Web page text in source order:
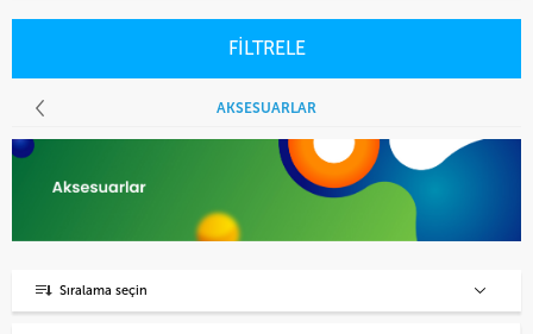
FİLTRELE
AKSESUARLAR
Sıralama seçin